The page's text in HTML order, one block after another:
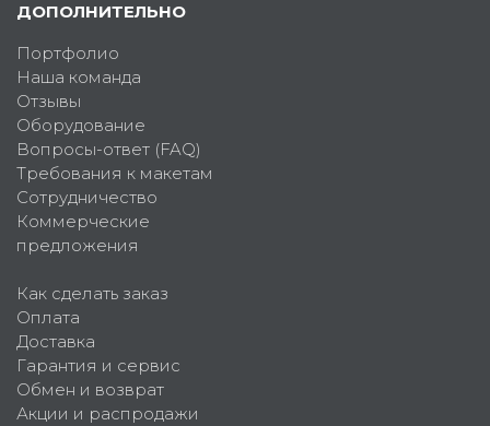
ДОПОЛНИТЕЛЬНО
Портфолио
Наша команда
Отзывы
Оборудование
Вопросы-ответ (FAQ)
Требования к макетам
Сотрудничество
Коммерческие
предложения
Как сделать заказ
Оплата
Доставка
Гарантия и сервис
Обмен и возврат
Акции и распродажи